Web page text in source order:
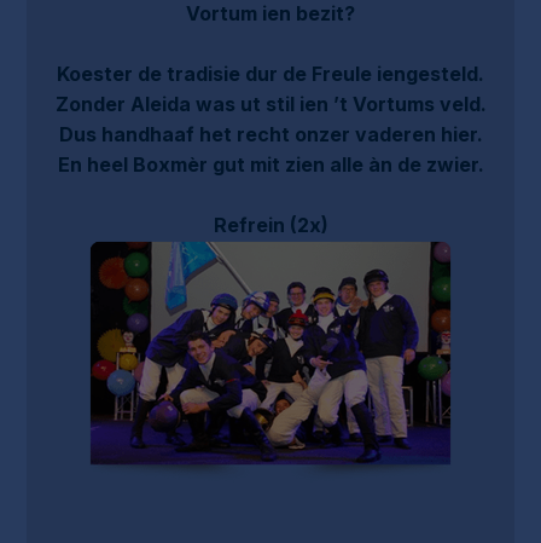
Vortum ien bezit?
Koester de tradisie dur de Freule iengesteld.
Zonder Aleida was ut stil ien ’t Vortums veld.
Dus handhaaf het recht onzer vaderen hier.
En heel Boxmèr gut mit zien alle àn de zwier.
Refrein (2x)